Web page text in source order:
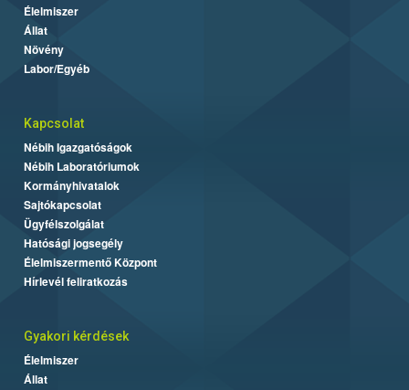
Élelmiszer
Állat
Növény
Labor/Egyéb
Kapcsolat
Nébih Igazgatóságok
Nébih Laboratóriumok
Kormányhivatalok
Sajtókapcsolat
Ügyfélszolgálat
Hatósági jogsegély
Élelmiszermentő Központ
Hírlevél feliratkozás
Gyakori kérdések
Élelmiszer
Állat